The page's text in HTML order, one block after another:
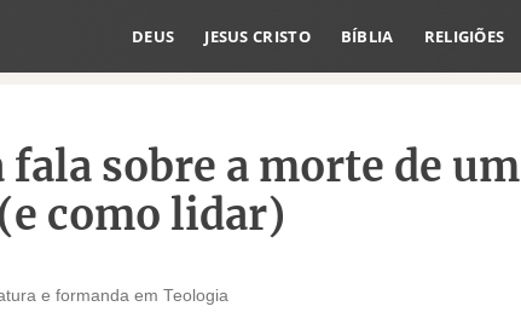
DEUS JESUS CRISTO BÍBLIA RELIGIÕES
fala sobre a morte de um
como lidar)
e formanda em Teologia